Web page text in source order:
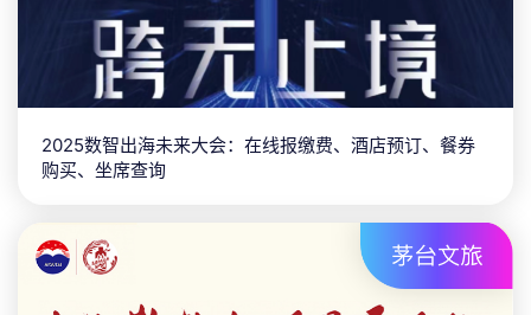
2025数智出海未来大会：在线报缴费、酒店预订、餐券
购买、坐席查询